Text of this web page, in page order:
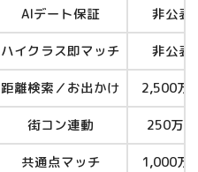
AIデート保証
非公表
ハイクラス即マッチ
非公表
距離検索／お出かけ
2,500万
街コン連動
250万人
共通点マッチ
1,000万